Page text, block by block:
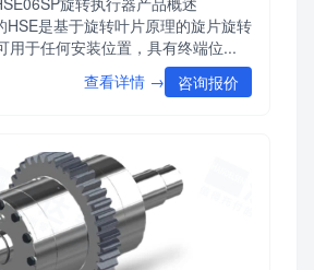
HSE是基于旋转叶片原理的旋片旋转
用于任何安装位置，具有终端位...
查看详情 → 咨询报价